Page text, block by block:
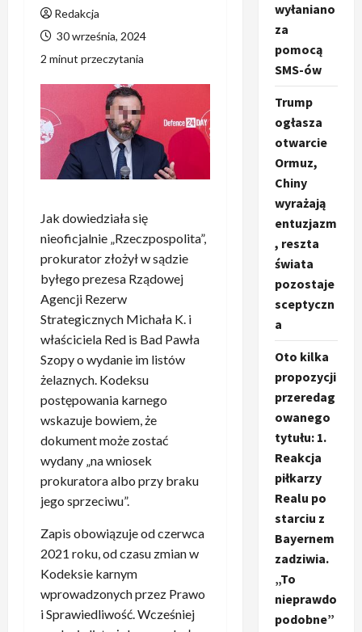
Redakcja
30 września, 2024
2 minut przeczytania
Jak dowiedziała się
nieoficjalnie „Rzeczpospolita”,
prokurator złożył w sądzie
byłego prezesa Rządowej
Agencji Rezerw
Strategicznych Michała K. i
właściciela Red is Bad Pawła
Szopy o wydanie im listów
żelaznych. Kodeksu
postępowania karnego
wskazuje bowiem, że
dokument może zostać
wydany „na wniosek
prokuratora albo przy braku
jego sprzeciwu”.
Zapis obowiązuje od czerwca
2021 roku, od czasu zmian w
Kodeksie karnym
wprowadzonych przez Prawo
i Sprawiedliwość. Wcześniej
wyłaniano
za
pomocą
SMS-ów
Trump
ogłasza
otwarcie
Ormuz,
Chiny
wyrażają
entuzjazm
, reszta
świata
pozostaje
sceptyczn
a
Oto kilka
propozycji
przeredag
owanego
tytułu: 1.
Reakcja
piłkarzy
Realu po
starciu z
Bayernem
zadziwia.
„To
nieprawdo
podobne”